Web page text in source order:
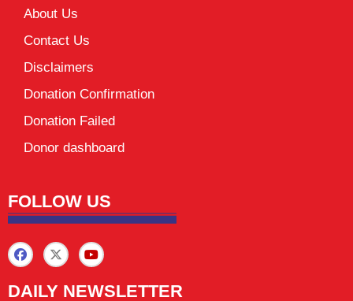
About Us
Contact Us
Disclaimers
Donation Confirmation
Donation Failed
Donor dashboard
FOLLOW US
DAILY NEWSLETTER